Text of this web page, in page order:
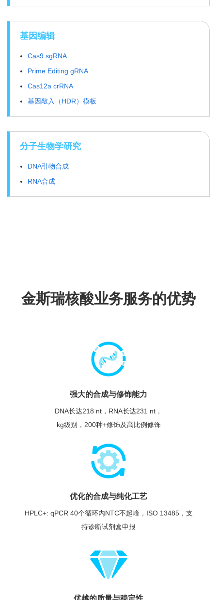
基因编辑
Cas9 sgRNA
Prime Editing gRNA
Cas12a crRNA
基因敲入（HDR）模板
分子生物学研究
DNA引物合成
RNA合成
金斯瑞核酸业务服务的优势
强大的合成与修饰能力
DNA长达218 nt，RNA长达231 nt，
kg级别，200种+修饰及高比例修饰
优化的合成与纯化工艺
HPLC+: qPCR 40个循环内NTC不起峰，ISO 13485，支
持诊断试剂盒申报
优越的质量与稳定性